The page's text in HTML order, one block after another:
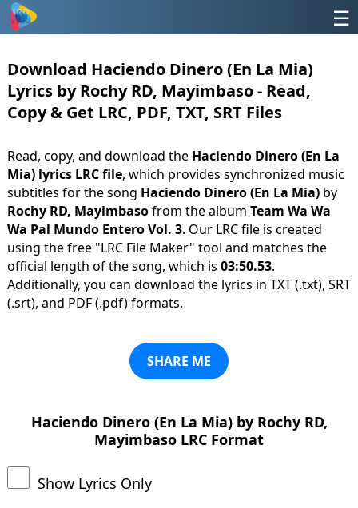
☰
Download Haciendo Dinero (En La Mia)
Lyrics by Rochy RD, Mayimbaso - Read,
Copy & Get LRC, PDF, TXT, SRT Files
Read, copy, and download the Haciendo Dinero (En La
Mia) lyrics LRC file, which provides synchronized music
subtitles for the song Haciendo Dinero (En La Mia)by
Rochy RD, Mayimbasofrom the album Team Wa Wa
Wa Pal Mundo Entero Vol. 3. Our LRC file is created
using the free "LRC File Maker" tool and matches the
official length of the song, which is 03:50.53.
Additionally, you can download the lyrics in TXT (.txt), SRT
(.srt), and PDF (.pdf) formats.
SHARE ME
Haciendo Dinero (En La Mia) by Rochy RD,
Mayimbaso LRC Format
Show Lyrics Only